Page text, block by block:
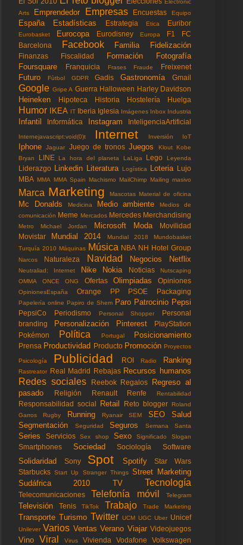
Electronic
Arts
Emprendedor Empresas Encuestas Equipo
España Estadísticas Estrategia Etica Euribor
Eurobasket Eurocopa Eurodisney Europa F1
FC
Barcelona
Facebook Familia Fidelización
Finanzas Fiscalidad Formación
Fotografía
Foursquare
Franquicia Frases Fraude Freixenet
Futuro Fùtbol GDPR Gadis Gastronomía Gmail
Google Gripe A Guerra Halloween Harley Davidson
Heineken Hipoteca Historia Hostelería Huelga
Humor IKEA IT Iberia Iglesia Imágenes Inbox Industria
Infantil Informática Instagram InteligenciaArtificial
Internejavascript:void(0)t Internet Inversión IoT
Iphone Jaguar Juego de tronos Juegos Klout Kobe
Bryan
LINE La hora del planeta LaLiga Lego Leyenda
Liderazgo Linkedin Literatura Logística Loteria Lujo
MBA MMA MMA Spain Machismo MailChimp Mailing masivo
Marca Marketing Mascotas Material de oficina
Mc Donalds Medicina Medio ambiente
Medios de
comunicación Meme Mercados Mercedes Merchandising
Metro Michael Jordan Microsoft Moda
Movilidad
Movistar
Mundial 2014 Mundial 2018
Mundobasket
Turquía 2010 Máquinas Música NBA NH Hotel Group
Narcos Naturaleza Navidad Negocios Netflix
Neutraliad; Internet Nike Nokia Noticias
Nutscaping
OMMA
ONCE ONG Ofertas Olimpiadas Opiniones
OpinionesEspaña Orange PP PSOE Packaging
Papelería online Papiro de Shem Paro Patrocinio Pepsi
PepsiCo Periodismo Personal Shopper
Personal
branding
Personalización Pinterest
PlayStation
Pokémon
Política Portugal Posicionamiento
Prensa Productividad Producto Promoción Proyectos
Psicología Publicidad ROI Radio Ranking
Rastreator Real Madrid Rebajas Recursos humanos
Redes sociales Reebok Regalos
Regreso al
pasado
Religión Renault Renfe Rentabilidad
Responsabilidad social Retail Reto blogger Roland
Garros
Rugby Running Ryanair SEM SEO
Salud
Segmentación
Seguridad Seguros Semana Santa
Series Servicios Sex shop Sexo Significado Slogan
Smartphones Sociedad Sociología Software
Solidaridad Sony Spot Spotify
Star Wars
Starbucks Start Up Stranger Things Street Marketing
Sudáfrica 2010
TV Tecnología
Telecomunicaciones Telefonía móvil Telegram
Televisión Tenis TikTok Trabajo Trade Marketing
Transporte Turismo Twitter UCM UGC Uber Unicef
Unilever Varios Ventas Verano Viajar Videojuegos
Vino Viral Virus Vivienda Vodafone Volkswagen